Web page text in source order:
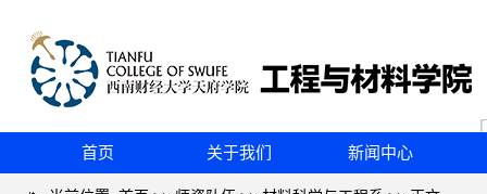
首页 关于我们 新闻中心